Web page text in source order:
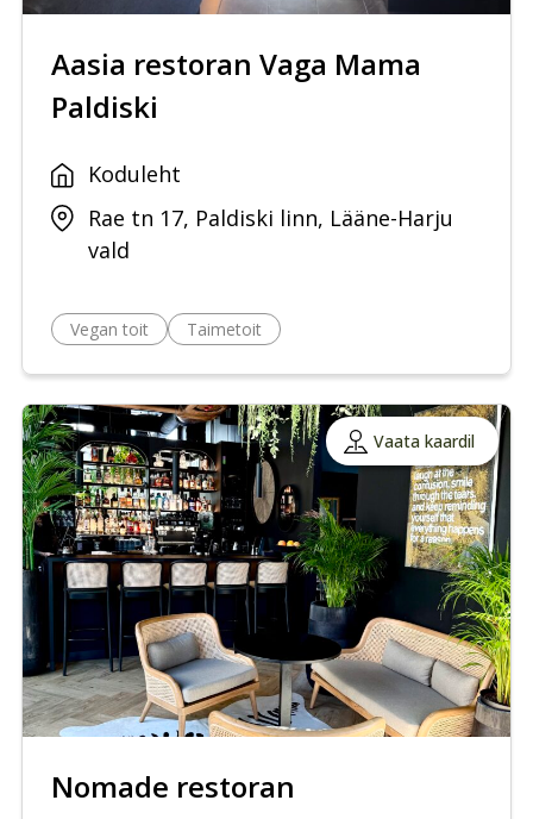
Aasia restoran Vaga Mama
Paldiski
Koduleht
Rae tn 17, Paldiski linn, Lääne-Harju
vald
Vegan toit Taimetoit
Vaata kaardil
Nomade restoran